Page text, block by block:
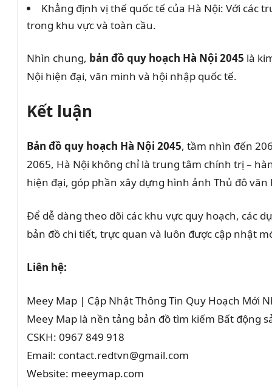
Khẳng định vị thế quốc tế của Hà Nội: Với các
trong khu vực và toàn cầu.
Nhìn chung, bản đồ quy hoạch Hà Nội 2045 là
Nội hiện đại, văn minh và hội nhập quốc tế.
Kết luận
Bản đồ quy hoạch Hà Nội 2045, tầm nhìn đến
2065, Hà Nội không chỉ là trung tâm chính trị –
hiện đại, góp phần xây dựng hình ảnh Thủ đô
Để dễ dàng theo dõi các khu vực quy hoạch, các
bản đồ chi tiết, trực quan và luôn được cập nhật
Liên hệ:
Meey Map | Cập Nhật Thông Tin Quy Hoạch Mới
Meey Map là nền tảng bản đồ tìm kiếm Bất động
CSKH: 0967 849 918
Email: contact.redtvn@gmail.com
Website: meeymap.com